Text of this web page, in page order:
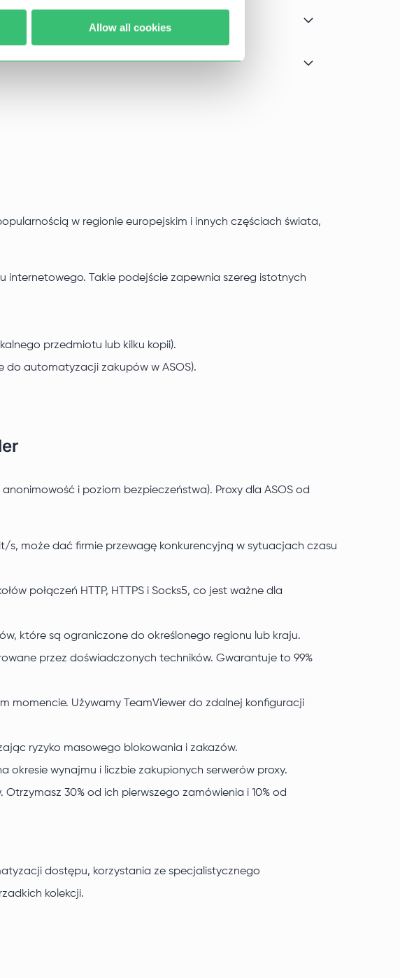
Allow all cookies
w regionie europejskim i innych częściach świata,
internetowego. Takie podejście zapewnia szereg istotnych
przedmiotu lub kilku kopii).
automatyzacji zakupów w ASOS).
i poziom bezpieczeństwa). Proxy dla ASOS od
s, może dać firmie przewagę konkurencyjną w sytuacjach czasu
połączeń HTTP, HTTPS i Socks5, co jest ważne dla
które są ograniczone do określonego regionu lub kraju.
przez doświadczonych techników. Gwarantuje to 99%
momencie. Używamy TeamViewer do zdalnej konfiguracji
ryzyko masowego blokowania i zakazów.
okresie wynajmu i liczbie zakupionych serwerów proxy.
30% od ich pierwszego zamówienia i 10% od
dostępu, korzystania ze specjalistycznego
kolekcji.